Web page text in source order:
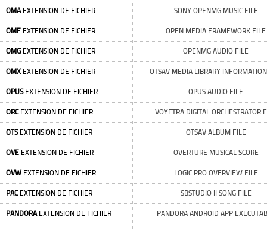
OMAEXTENSION DE FICHIER SONY OPENMG MUSIC FILE
OMF EXTENSION DE FICHIER OPEN MEDIA FRAMEWORK FILE
OMG EXTENSION DE FICHIER OPENMG AUDIO FILE
OMXEXTENSION DE FICHIER OTSAV MEDIA LIBRARY
OPUSEXTENSION DE FICHIER OPUS AUDIO FILE
ORCEXTENSION DE FICHIER VOYETRA DIGITAL ORCHESTRATOR
OTSEXTENSION DE FICHIER OTSAV ALBUM FILE
OVE EXTENSION DE FICHIER OVERTURE MUSICAL SCORE
OVW EXTENSION DE FICHIER LOGIC PRO OVERVIEW FILE
PACEXTENSION DE FICHIER SBSTUDIO II SONG FILE
PANDORAEXTENSION DE FICHIER PANDORA ANDROID APP